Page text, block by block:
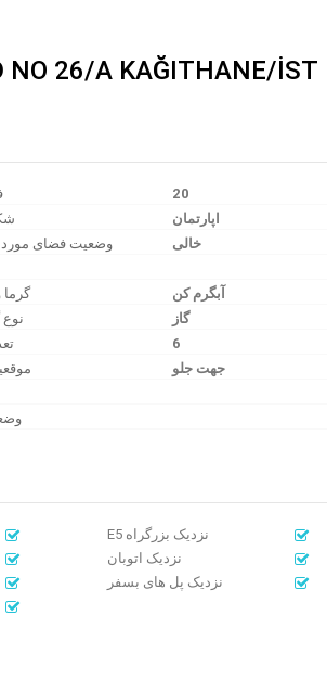
NO 26/A KAĞITHANE/İST
20
اپارتمان
وضعیت فضای مورد
آبگرم کن
گاز
6
جهت جلو
E5 نزدیک بزرگراه
نزدیک اتوبان
نزدیک پل های بسفر